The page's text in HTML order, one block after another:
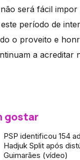
será fácil
período de
o proveito e
a acreditar
gostar
PSP identificou 154
Hadjuk Split após
Guimarães (vídeo)